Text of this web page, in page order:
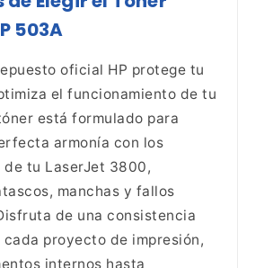
503A
oficial HP protege tu
el funcionamiento de tu
está formulado para
armonía con los
de tu LaserJet 3800,
manchas y fallos
de una consistencia
cada proyecto de impresión,
internos hasta